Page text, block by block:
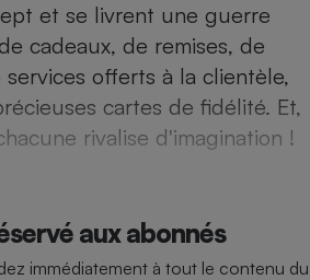
et se livrent une guerre
cadeaux, de remises, de
offerts à la clientèle,
cartes de fidélité. Et,
rivalise d'imagination !
aux abonnés
immédiatement à tout le contenu du
Plaque de cuisson à
induction
Téléphone mobile -
Smartphone